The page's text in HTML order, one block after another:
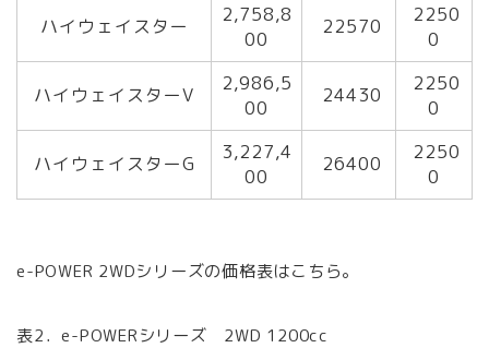
ハイウェイスター
2,758,8
00
22570
2250
0
ハイウェイスターV
2,986,5
00
24430
2250
0
ハイウェイスターG
3,227,4
00
26400
2250
0
e-POWER 2WDシリーズの価格表はこちら。
表2．e-POWERシリーズ 2WD 1200cc